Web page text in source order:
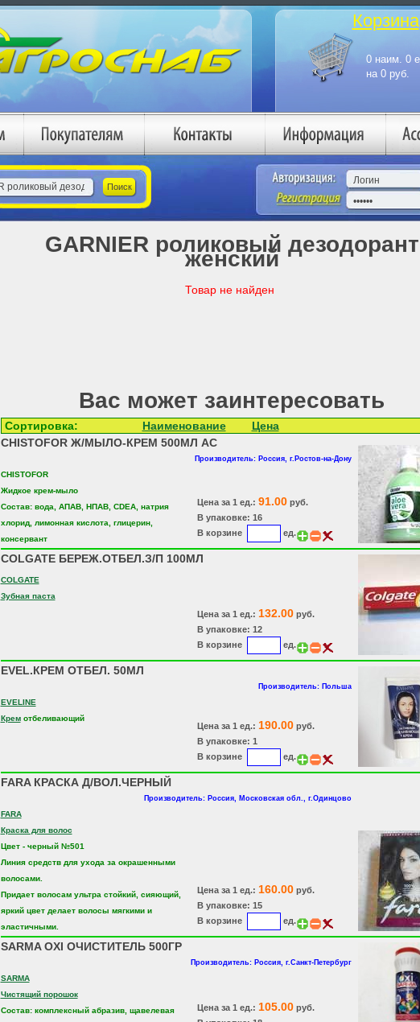
Корзина
GARNIER роликовый дезодорант
женский
Товар не найден
Вас может заинтересовать
Сортировка: Наименование
Цена
CHISTOFOR Ж/МЫЛО-КРЕМ 500МЛ АС
Производитель: Россия, г.Ростов-на-Дону
CHISTOFOR
Жидкое крем-мыло
Состав: вода, АПАВ, НПАВ, CDEA, натрия
хлорид, лимонная кислота, глицерин,
консервант
Цена за 1 ед.: 91.00руб.
В упаковке: 16
В корзине
ед.
COLGATE БЕРЕЖ.ОТБЕЛ.З/П 100МЛ
COLGATE
Зубная паста
Цена за 1 ед.: 132.00руб.
В упаковке: 12
В корзине
ед.
EVEL.КРЕМ ОТБЕЛ. 50МЛ
Производитель: Польша
EVELINE
Кремотбеливающий
Цена за 1 ед.: 190.00руб.
В упаковке: 1
В корзине
ед.
FARA КРАСКА Д/ВОЛ.ЧЕРНЫЙ
Производитель: Россия, Московская обл., г.Одинцово
FARA
Краска для волос
Цвет - черный №501
Линия средств для ухода за окрашенными
волосами.
Придает волосам ультра стойкий, сияющий,
яркий цвет делает волосы мягкими и
эластичными.
Цена за 1 ед.: 160.00руб.
В упаковке: 15
В корзине
ед.
SARMA OXI ОЧИСТИТЕЛЬ 500ГР
Производитель: Россия, г.Санкт-Петербург
SARMA
Чистящий порошок
Состав: комплексный абразив, щавелевая
Цена за 1 ед.: 105.00руб.